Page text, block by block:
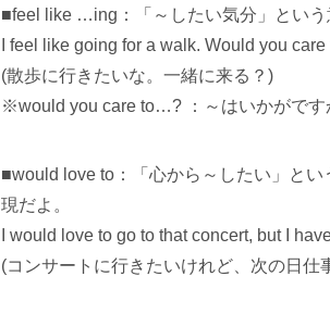
■feel like …ing：「～したい気分」という
I feel like going for a walk. Would you
(散歩に行きたいな。一緒に来る？)
※would you care to…? ：～はいかがです
■would love to：「心から～したい」と
現だよ。
I would love to go to that concert, but I
(コンサートに行きたいけれど、次の日仕